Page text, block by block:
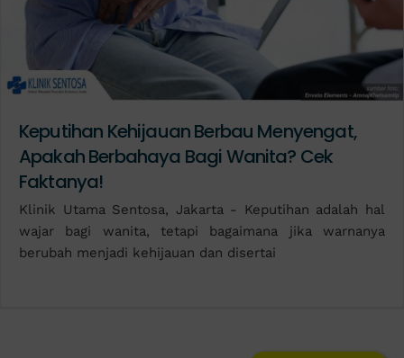
Keputihan Kehijauan Berbau Menyengat,
Apakah Berbahaya Bagi Wanita? Cek
Faktanya!
Klinik Utama Sentosa, Jakarta - Keputihan adalah hal
wajar bagi wanita, tetapi bagaimana jika warnanya
berubah menjadi kehijauan dan disertai